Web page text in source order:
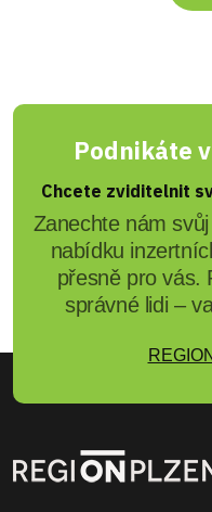
Podnikáte
Chcete zviditelnit
Zanechte nám
nabídku
přesně pro vás.
správné lidi –